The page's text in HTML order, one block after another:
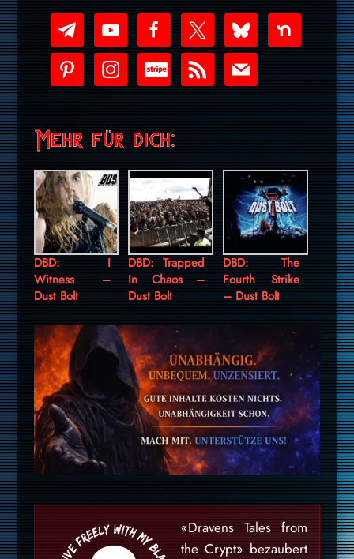
telegram
youtube-
play
facebookx blueskynextdoor
pinterest instagramcc-
stripe
rss mail
Mehr für dich:
DBD: I
Witness –
Dust Bolt
DBD: Trapped
In Chaos –
Dust Bolt
DBD: The
Fourth Strike
– Dust Bolt
«Dravens Tales from
the Crypt» bezaubert